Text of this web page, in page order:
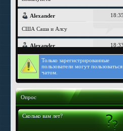
Только зарегистрированные
пользователи могут пользоваться
чатом.
Опрос
Сколько вам лет?